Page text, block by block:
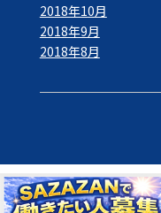
2018年10月
2018年9月
2018年8月